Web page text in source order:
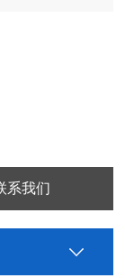
、智能仪表等电
系我们